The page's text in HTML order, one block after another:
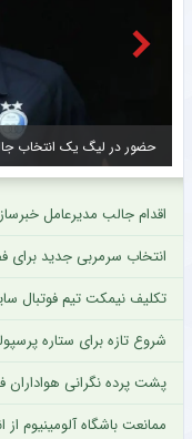
اقدام جالب مدیرعامل
انتخاب سرمربی جدید
تکلیف نیمکت تیم فوتبال
شروع تازه برای ستاره
پشت پرده نگرانی
ممانعت باشگاه آلومینیوم